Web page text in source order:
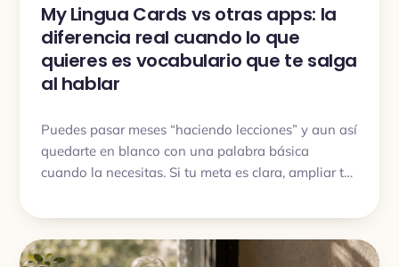
My Lingua Cards vs otras apps: la
diferencia real cuando lo que
quieres es vocabulario que te salga
al hablar
Puedes pasar meses “haciendo lecciones” y aun así
quedarte en blanco con una palabra básica
cuando la necesitas. Si tu meta es clara, ampliar tu
palabras al hablar, hay dos tipos de apps. My
Lingua Cards es del tipo que entrena vocabulario y
memoria, y se nota.